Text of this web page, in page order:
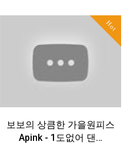
Hot
보보의 상큼한 가을원피스
Apink - 1도없어 댄…